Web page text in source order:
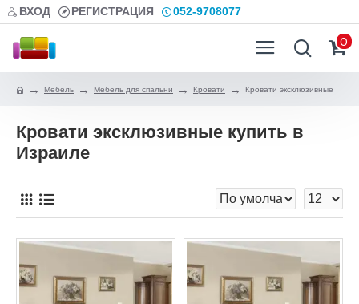
ВХОД РЕГИСТРАЦИЯ 052-9708077
0
Мебель Мебель для спальни Кровати Кровати эксклюзивные
Кровати эксклюзивные купить в
Израиле